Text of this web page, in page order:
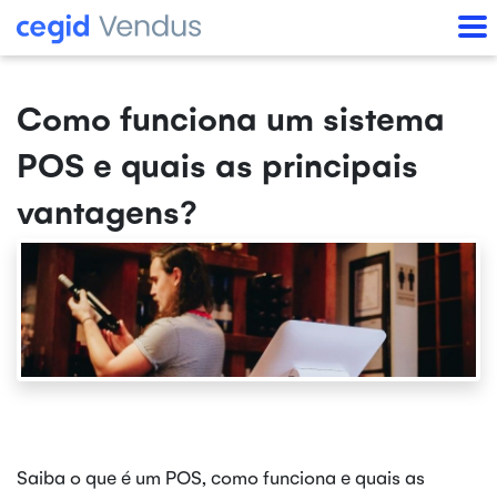
Como funciona um sistema
POS e quais as principais
vantagens?
Saiba o que é um POS, como funciona e quais as